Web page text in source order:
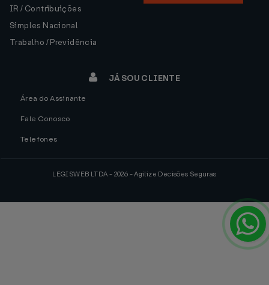
IR / Contribuições
Simples Nacional
Trabalho / Previdência
JÁ SOU CLIENTE
Área do Assinante
Fale Conosco
Telefones
LEGISWEB LTDA - 2026 - Agilize Decisões Seguras